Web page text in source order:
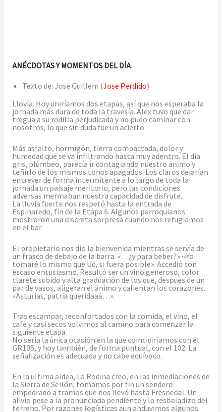
ANÉCDOTAS Y MOMENTOS DEL DÍA
Texto de: Jose Guillem (Jose Perdido)
Llovía. Hoy uniríamos dos etapas, así que nos esperaba la
jornada más dura de toda la travesía. Alex tuvo que dar
tregua a su rodilla perjudicada y no pudo caminar con
nosotros, lo que sin duda fue un acierto.
Más asfalto, hormigón, tierra compactada, dolor y
humedad que se va infiltrando hasta muy adentro. El día
gris, plúmbeo, parecía ir contagiando nuestro ánimo y
teñirlo de los mismos tonos apagados. Los claros dejarían
entrever de forma intermitente a lo largo de toda la
jornada un paisaje meritorio, pero las condiciones
adversas mermaban nuestra capacidad de disfrute.
La lluvia fuerte nos respetó hasta la entrada de
Espinaredo, fin de la Etapa 6. Algunos parroquianos
mostraron una discreta sorpresa cuando nos refugiamos
en el bar.
El propietario nos dio la bienvenida mientras se servía de
un frasco de debajo de la barra. «…¿y para beber?» ·»Yo
tomaré lo mismo que Ud, si fuera posible». Accedió con
escaso entusiasmo. Resultó ser un vino generoso, color
clarete subido y alta graduación de los que, después de un
par de vasos, aligeran el ánimo y calientan los corazones.
«Asturias, patria queridaaá…».
Tras escampar, reconfortados con la comida, el vino, el
café y casi secos volvimos al camino para comenzar la
siguiente etapa.
No sería la única ocasión en la que coincidiríamos con el
GR105, y hoy también, de forma puntual, con el 102. La
señalización es adecuada y no cabe equívoco.
En la ultima aldea, La Rodina creo, en las inmediaciones de
la Sierra de Sellón, tomamos por fin un sendero
empedrado a tramos que nos llevó hasta Fresnedal. Un
alivio pese a la pronunciada pendiente y lo resbaladizo del
terreno. Por razones logísticas aun anduvimos algunos